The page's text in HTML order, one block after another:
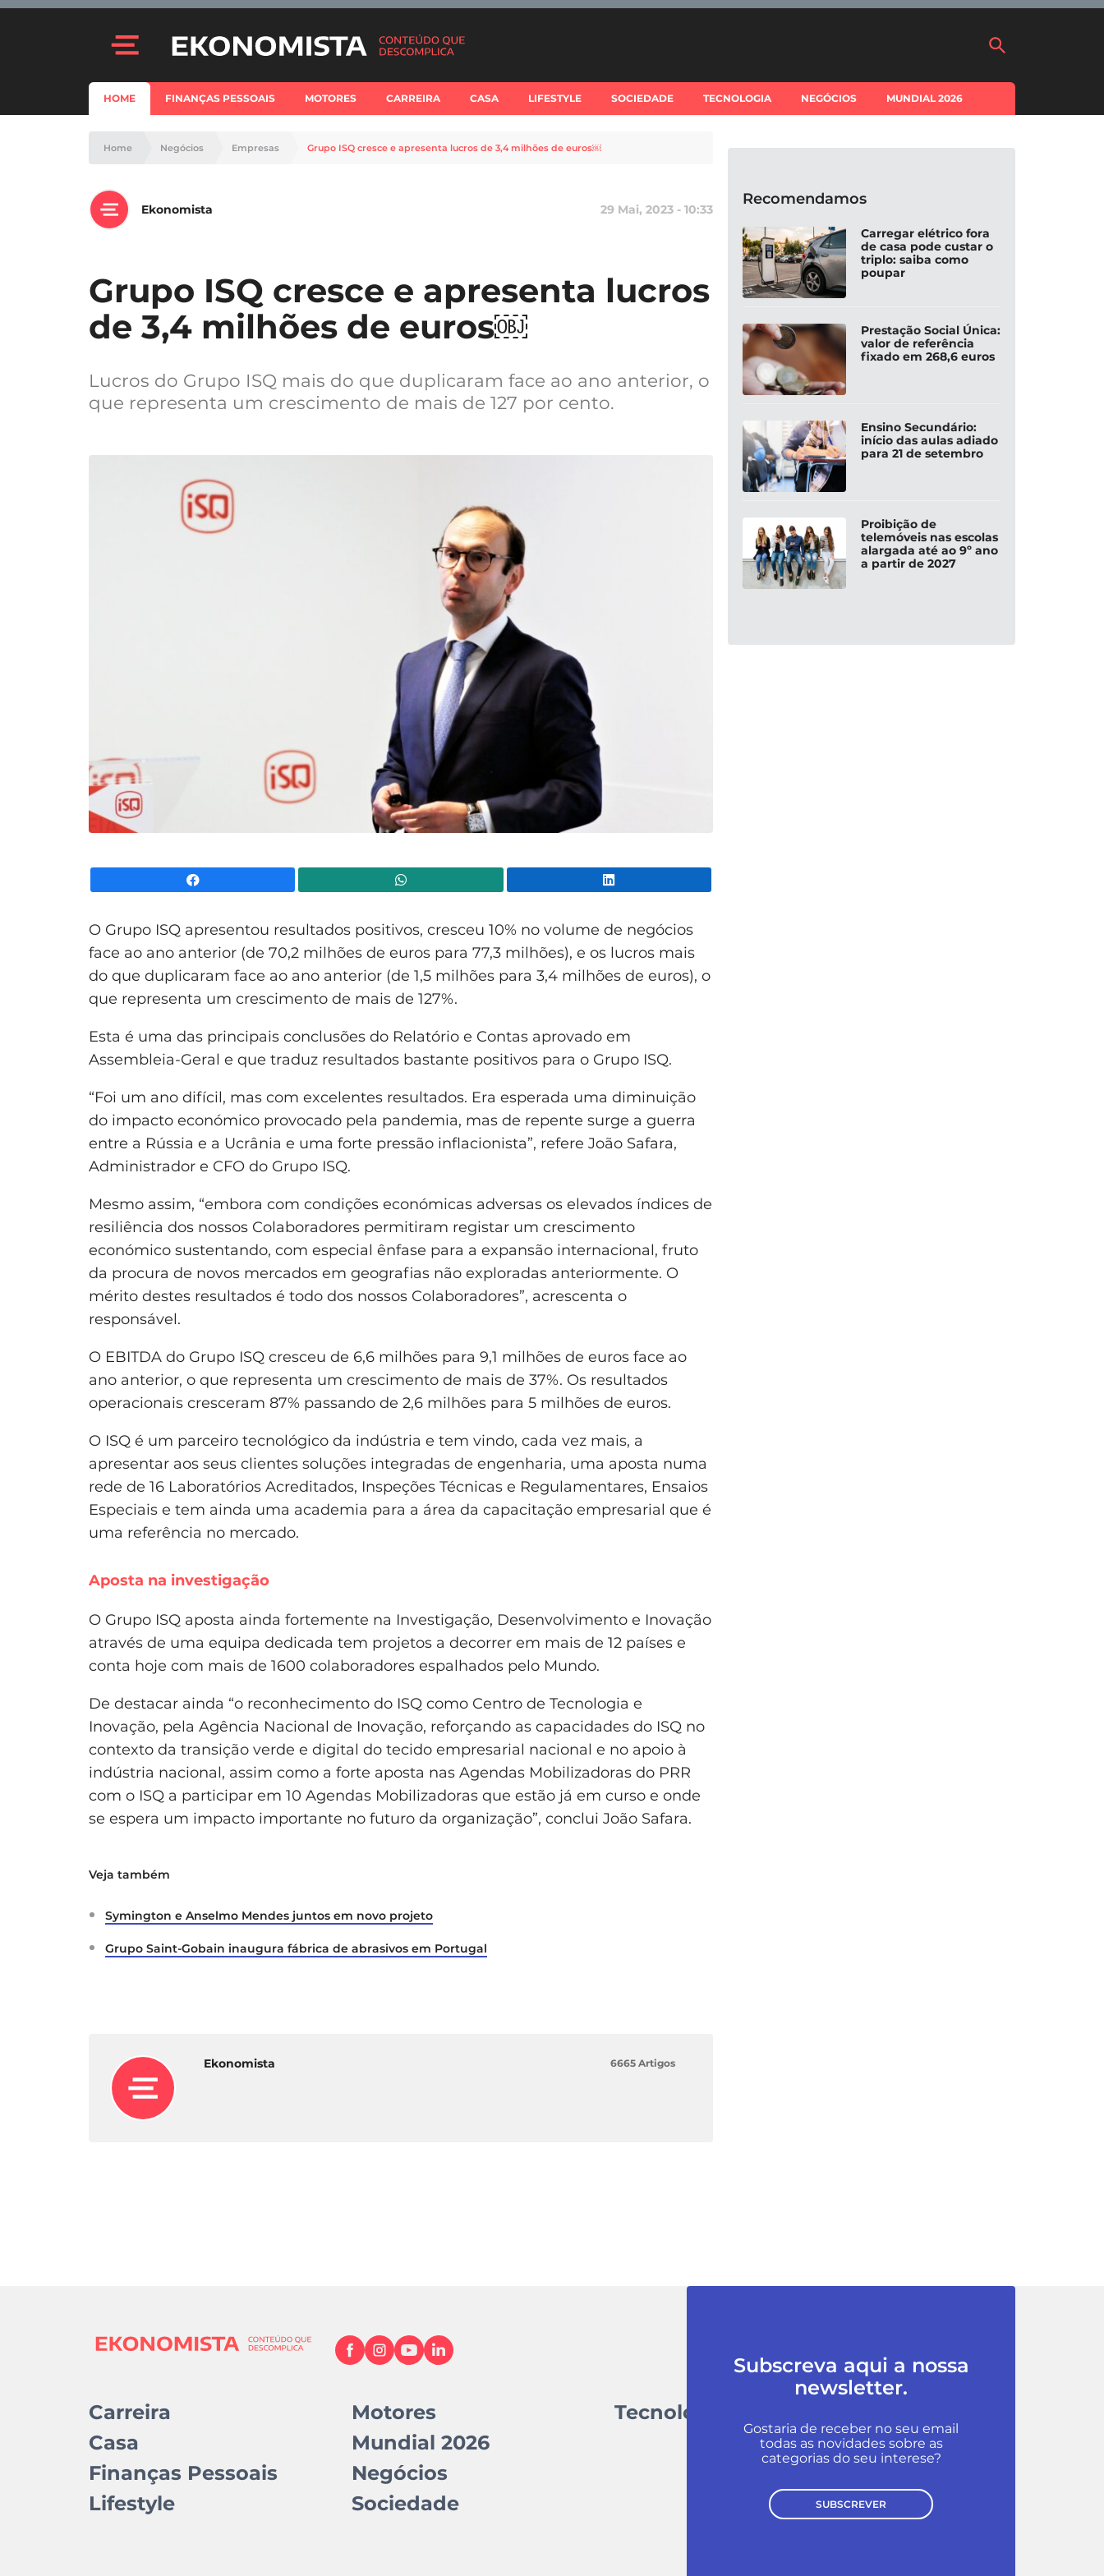
HOME FINANÇAS PESSOAIS MOTORES CARREIRA CASA LIFESTYLE SOCIEDADE TECNOLOGIA NEGÓCIOS MUNDIAL 2026
Home Negócios Empresas Grupo ISQ cresce e apresenta lucros de 3,4 milhões de euros￼
Ekonomista 29 Mai, 2023 - 10:33
Grupo ISQ cresce e apresenta lucros
de 3,4 milhões de euros￼
Lucros do Grupo ISQ mais do que duplicaram face ao ano anterior, o
que representa um crescimento de mais de 127 por cento.
O Grupo ISQ apresentou resultados positivos, cresceu 10% no volume de negócios
face ao ano anterior (de 70,2 milhões de euros para 77,3 milhões), e os lucros mais
do que duplicaram face ao ano anterior (de 1,5 milhões para 3,4 milhões de euros), o
que representa um crescimento de mais de 127%.
Esta é uma das principais conclusões do Relatório e Contas aprovado em
Assembleia-Geral e que traduz resultados bastante positivos para o Grupo ISQ.
“Foi um ano difícil, mas com excelentes resultados. Era esperada uma diminuição
do impacto económico provocado pela pandemia, mas de repente surge a guerra
entre a Rússia e a Ucrânia e uma forte pressão inflacionista”, refere João Safara,
Administrador e CFO do Grupo ISQ.
Mesmo assim, “embora com condições económicas adversas os elevados índices de
resiliência dos nossos Colaboradores permitiram registar um crescimento
económico sustentando, com especial ênfase para a expansão internacional, fruto
da procura de novos mercados em geografias não exploradas anteriormente. O
mérito destes resultados é todo dos nossos Colaboradores”, acrescenta o
responsável.
O EBITDA do Grupo ISQ cresceu de 6,6 milhões para 9,1 milhões de euros face ao
ano anterior, o que representa um crescimento de mais de 37%. Os resultados
operacionais cresceram 87% passando de 2,6 milhões para 5 milhões de euros.
O ISQ é um parceiro tecnológico da indústria e tem vindo, cada vez mais, a
apresentar aos seus clientes soluções integradas de engenharia, uma aposta numa
rede de 16 Laboratórios Acreditados, Inspeções Técnicas e Regulamentares, Ensaios
Especiais e tem ainda uma academia para a área da capacitação empresarial que é
uma referência no mercado.
Aposta na investigação
O Grupo ISQ aposta ainda fortemente na Investigação, Desenvolvimento e Inovação
através de uma equipa dedicada tem projetos a decorrer em mais de 12 países e
conta hoje com mais de 1600 colaboradores espalhados pelo Mundo.
De destacar ainda “o reconhecimento do ISQ como Centro de Tecnologia e
Inovação, pela Agência Nacional de Inovação, reforçando as capacidades do ISQ no
contexto da transição verde e digital do tecido empresarial nacional e no apoio à
indústria nacional, assim como a forte aposta nas Agendas Mobilizadoras do PRR
com o ISQ a participar em 10 Agendas Mobilizadoras que estão já em curso e onde
se espera um impacto importante no futuro da organização”, conclui João Safara.
Veja também
Symington e Anselmo Mendes juntos em novo projeto
Grupo Saint-Gobain inaugura fábrica de abrasivos em Portugal
Ekonomista 6665 Artigos
Recomendamos
Carregar elétrico fora
de casa pode custar o
triplo: saiba como
poupar
Prestação Social Única:
valor de referência
fixado em 268,6 euros
Ensino Secundário:
início das aulas adiado
para 21 de setembro
Proibição de
telemóveis nas escolas
alargada até ao 9º ano
a partir de 2027
Carreira
Casa
Finanças Pessoais
Lifestyle
Motores
Mundial 2026
Negócios
Sociedade
Tecnologia
Subscreva aqui a nossa
newsletter.
Gostaria de receber no seu email
todas as novidades sobre as
categorias do seu interese?
SUBSCREVER